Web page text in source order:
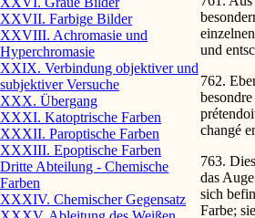
XXVII. Farbige Bilder
XXVIII. Achromasie und
Hyperchromasie
XXIX. Verbindung objektiver und
subjektiver Versuche
XXX. Übergang
XXXI. Katoptrische Farben
XXXII. Paroptische Farben
XXXIII. Epoptische Farben
Dritte Abteilung - Chemische
Farben
XXXIV. Chemischer Gegensatz
und
762.
changé
763.
das
sich
Farbe;